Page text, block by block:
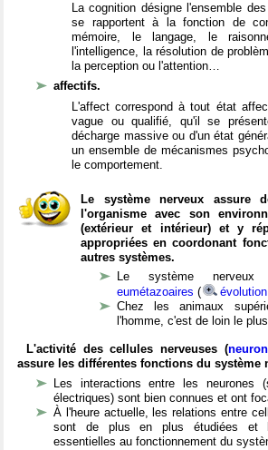
La cognition désigne l'ensemble
se rapportent à la fonction de
mémoire, le langage, le
l'intelligence, la résolution de
la perception ou l'attention…
affectifs.
L'affect correspond à tout état
vague ou qualifié, qu'il se
décharge massive ou d'un état
un ensemble de mécanismes
le comportement.
Le système nerveux assure
l'organisme avec son
(extérieur et intérieur) et y
appropriées en coordonant
autres systèmes.
Le système
eumétazoaires (
Chez les animaux
l'homme, c'est de loin le
L'activité des cellules nerveuses (
assure les différentes fonctions du système
Les interactions entre les neurones
électriques) sont bien connues et ont
À l'heure actuelle, les relations entre
sont de plus en plus étudiées et
essentielles au fonctionnement du